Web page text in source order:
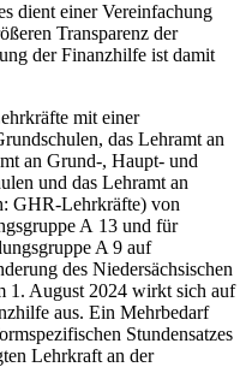
dient einer Vereinfachung
Transparenz der
der Finanzhilfe ist damit
mit einer
das Lehramt an
an Grund-, Haupt- und
und das Lehramt an
GHR-Lehrkräfte) von
A 13 und für
A 9 auf
des Niedersächsischen
1. August 2024 wirkt sich auf
aus. Ein Mehrbedarf
Stundensatzes
Lehrkraft an der